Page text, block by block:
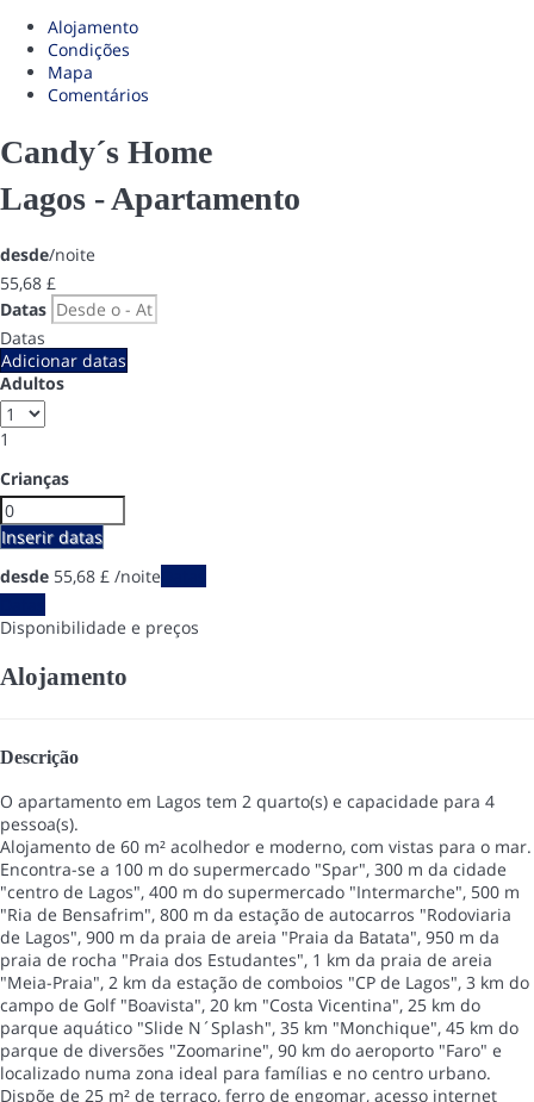
Alojamento
Condições
Mapa
Comentários
Candy´s Home
Lagos -Apartamento
desde/noite
55,68 £
Datas
Datas
Adicionar datas
Adultos
1
Crianças
Inserir datas
desde 55,68 £ /noite
Disponibilidade e preços
Alojamento
Descrição
O apartamento em Lagos tem 2 quarto(s) e capacidade para 4
pessoa(s).
Alojamento de 60 m² acolhedor e moderno, com vistas para o mar.
Encontra-se a 100 m do supermercado "Spar", 300 m da cidade
"centro de Lagos", 400 m do supermercado "Intermarche", 500 m
"Ria de Bensafrim", 800 m da estação de autocarros "Rodoviaria
de Lagos", 900 m da praia de areia "Praia da Batata", 950 m da
praia de rocha "Praia dos Estudantes", 1 km da praia de areia
"Meia-Praia", 2 km da estação de comboios "CP de Lagos", 3 km do
campo de Golf "Boavista", 20 km "Costa Vicentina", 25 km do
parque aquático "Slide N´Splash", 35 km "Monchique", 45 km do
parque de diversões "Zoomarine", 90 km do aeroporto "Faro" e
localizado numa zona ideal para famílias e no centro urbano.
Dispõe de 25 m² de terraço, ferro de engomar, acesso internet